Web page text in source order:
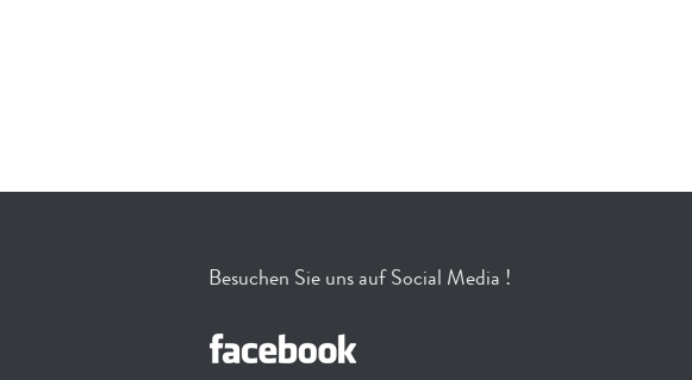
Besuchen Sie uns auf Social Media !